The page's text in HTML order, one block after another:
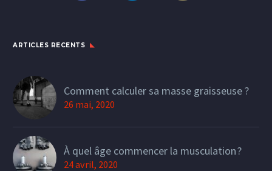
ARTICLES RECENTS
Comment calculer sa masse graisseuse ?
26 mai, 2020
À quel âge commencer la musculation ?
24 avril, 2020